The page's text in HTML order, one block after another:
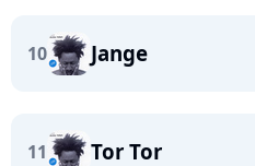
10 Jange
11 Tor Tor